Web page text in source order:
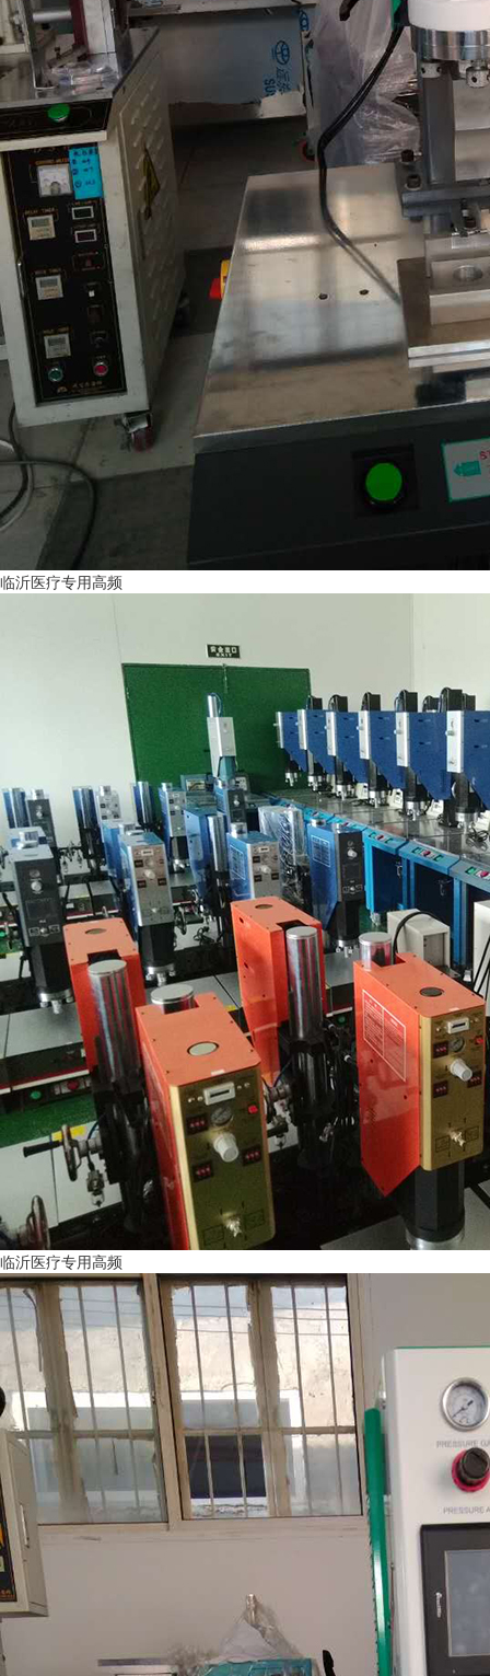
临沂医疗专用高频
临沂医疗专用高频